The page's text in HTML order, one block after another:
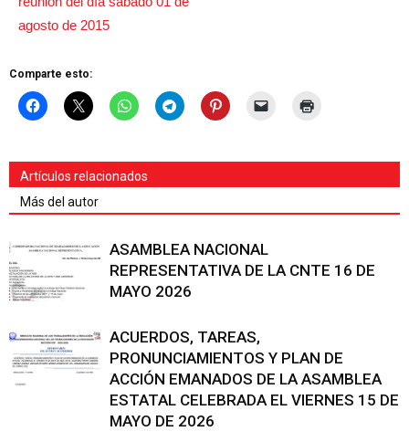
Comparte esto:
Artículos relacionados
Más del autor
ASAMBLEA NACIONAL
REPRESENTATIVA DE LA CNTE 16 DE
MAYO 2026
ACUERDOS, TAREAS,
PRONUNCIAMIENTOS Y PLAN DE
ACCIÓN EMANADOS DE LA ASAMBLEA
ESTATAL CELEBRADA EL VIERNES 15 DE
MAYO DE 2026